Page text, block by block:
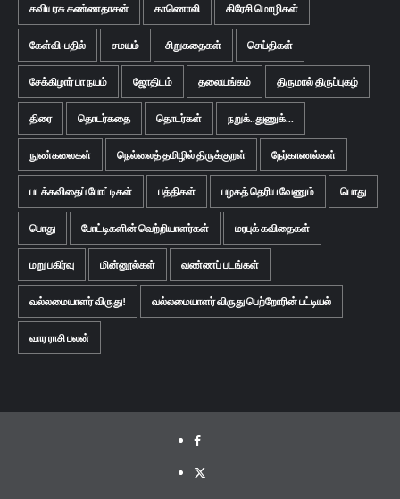
கவியரசு கண்ணதாசன் காணொலி கிரேசி மொழிகள்
கேள்வி-பதில் சமயம் சிறுகதைகள் செய்திகள்
சேக்கிழார் பா நயம் ஜோதிடம் தலையங்கம் திருமால் திருப்புகழ்
திரை தொடர்கதை தொடர்கள் நறுக்..துணுக்...
நுண்கலைகள் நெல்லைத் தமிழில் திருக்குறள் நேர்காணல்கள்
படக்கவிதைப் போட்டிகள் பத்திகள் பழகத் தெரிய வேணும் பொது
பொது போட்டிகளின் வெற்றியாளர்கள் மரபுக் கவிதைகள்
மறு பகிர்வு மின்னூல்கள் வண்ணப் படங்கள்
வல்லமையாளர் விருது! வல்லமையாளர் விருது பெற்றோரின் பட்டியல்
வார ராசி பலன்
Facebook
Twitter